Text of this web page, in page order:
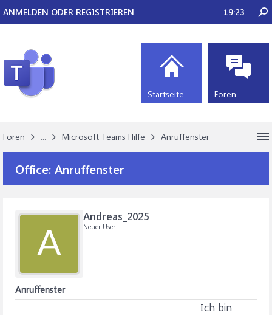
Foren ... Microsoft Teams Hilfe Anruffenster
Office: Anruffenster
A
Andreas_2025
Neuer User
Anruffenster
Ich bin
ANMELDEN ODER REGISTRIEREN 19:23
Startseite Foren